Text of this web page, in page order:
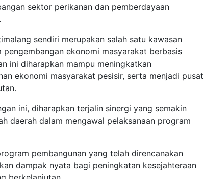
sektor perikanan dan pemberdayaan
sendiri merupakan salah satu kawasan
ekonomi masyarakat berbasis
ini diharapkan mampu meningkatkan
ekonomi masyarakat pesisir, serta menjadi pusat
ini, diharapkan terjalin sinergi yang semakin
daerah dalam mengawal pelaksanaan program
pembangunan yang telah direncanakan
dampak nyata bagi peningkatan kesejahteraan